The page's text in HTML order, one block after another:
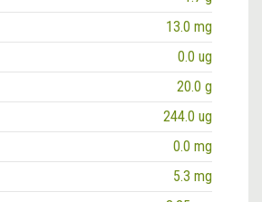
13.0 mg
0.0 ug
20.0 g
244.0 ug
0.0 mg
5.3 mg